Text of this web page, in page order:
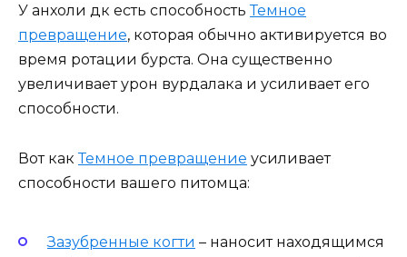
У анхоли дк есть способностьТемное
превращение, которая обычно активируется во
время ротации бурста. Она существенно
увеличивает урон вурдалака и усиливает его
способности.
Вот какТемное превращение усиливает
способности вашего питомца:
Зазубренные когти – наносит находящимся